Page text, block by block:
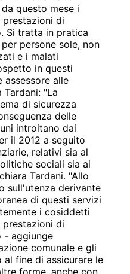
questo mese i
prestazioni di
Si tratta in pratica
persone sole, non
e i malati
in questi
assessore alle
"La
di sicurezza
delle
introitano dai
il 2012 a seguito
relativi sia al
sociali sia ai
Tardani. "Allo
sull'utenza derivante
di questi servizi
i cosiddetti
prestazioni di
- aggiunge
comunale e gli
fine di assicurare le